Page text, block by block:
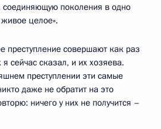
соединяющую поколения в одно
целое».
преступление совершают как раз
сейчас сказал, и их хозяева.
преступлении эти самые
даже не обратит на это
ничего у них не получится –